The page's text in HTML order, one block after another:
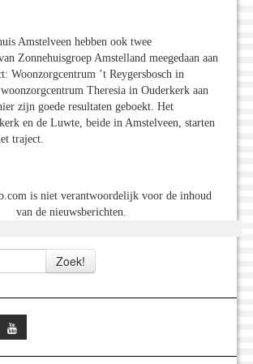
Amstelveen hebben ook twee
Zonnehuisgroep Amstelland meegedaan aan
Woonzorgcentrum ’t Reygersbosch in
Theresia in Ouderkerk aan
zijn goede resultaten geboekt. Het
en de Luwte, beide in Amstelveen, starten
traject.
is niet verantwoordelijk voor de inhoud
van de nieuwsberichten.